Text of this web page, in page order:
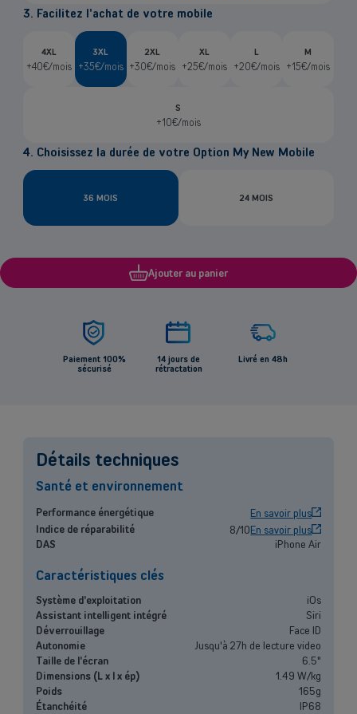
Indépendants et PMEs
Solutions de téléphonie mobile, fibre, centrale téléphonique et bien
plus encore pour les indépendants et la petite et moyenne entreprise.
Découvrir nos services
Grandes entreprises
Vous cherchez des solutions pour les grandes entreprises ? Laissez-
vous conseiller par l'un de nos experts commerciaux lors d'un rendez-
Data nationale illimitée à la vitesse5G
95 GB de dataen Europe, USA et Canada
Appels/SMS en Europe, USA & Canada
inclus (6.000
unités)
Presse Digitale Nationale & Internationale inclues
Bonne nouvelle ! Profitez de 30GB de data en plus et une
3. Facilitez l'achat de votre mobile
4XL
+40€/mois
3XL
+35€/mois
2XL
+30€/mois
XL
+25€/mois
L
+20€/mois
M
+15€/mois
S
+10€/mois
4. Choisissez la durée de votre Option My New Mobile
36 MOIS 24 MOIS
Ajouter au panier
Paiement 100%
sécurisé
14 jours de
rétractation
Livré en 48h
Détails techniques
Santé et environnement
Performance énergétique
En savoir plus
Indice de réparabilité
8/10En savoir plus
DAS
iPhone Air
Caractéristiques clés
Système d'exploitation
iOs
Assistant intelligent intégré
Siri
Déverrouillage
Face ID
Autonomie
Jusqu'à 27h de lecture video
Taille de l'écran
6.5"
Dimensions (L x l x ép)
1.49 W/kg
Poids
165g
Étanchéité
IP68